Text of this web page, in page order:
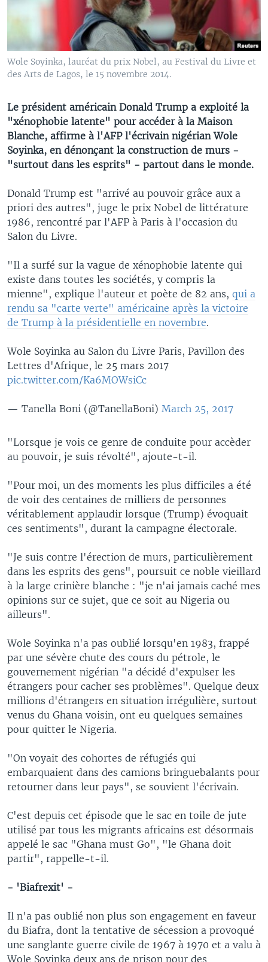
Wole Soyinka, lauréat du prix Nobel, au Festival du Livre et
des Arts de Lagos, le 15 novembre 2014.
Le président américain Donald Trump a exploité la
"xénophobie latente" pour accéder à la Maison
Blanche, affirme à l'AFP l'écrivain nigérian Wole
Soyinka, en dénonçant la construction de murs -
"surtout dans les esprits" - partout dans le monde.
Donald Trump est "arrivé au pouvoir grâce aux a
priori des autres", juge le prix Nobel de littérature
1986, rencontré par l'AFP à Paris à l'occasion du
Salon du Livre.
"Il a surfé sur la vague de xénophobie latente qui
existe dans toutes les sociétés, y compris la
mienne", explique l'auteur et poète de 82 ans, qui a
rendu sa "carte verte" américaine après la victoire
de Trump à la présidentielle en novembre.
Wole Soyinka au Salon du Livre Paris, Pavillon des
Lettres d'Afrique, le 25 mars 2017
pic.twitter.com/Ka6MOWsiCc
— Tanella Boni (@TanellaBoni) March 25, 2017
"Lorsque je vois ce genre de conduite pour accèder
au pouvoir, je suis révolté", ajoute-t-il.
"Pour moi, un des moments les plus difficiles a été
de voir des centaines de milliers de personnes
véritablement applaudir lorsque (Trump) évoquait
ces sentiments", durant la campagne électorale.
"Je suis contre l'érection de murs, particulièrement
dans les esprits des gens", poursuit ce noble vieillard
à la large crinière blanche : "je n'ai jamais caché mes
opinions sur ce sujet, que ce soit au Nigeria ou
ailleurs".
Wole Soyinka n'a pas oublié lorsqu'en 1983, frappé
par une sévère chute des cours du pétrole, le
gouvernement nigérian "a décidé d'expulser les
étrangers pour cacher ses problèmes". Quelque deux
millions d'étrangers en situation irrégulière, surtout
venus du Ghana voisin, ont eu quelques semaines
pour quitter le Nigeria.
"On voyait des cohortes de réfugiés qui
embarquaient dans des camions bringuebalants pour
retourner dans leur pays", se souvient l'écrivain.
C'est depuis cet épisode que le sac en toile de jute
utilisé par tous les migrants africains est désormais
appelé le sac "Ghana must Go", "le Ghana doit
partir", rappelle-t-il.
- 'Biafrexit' -
Il n'a pas oublié non plus son engagement en faveur
du Biafra, dont la tentative de sécession a provoqué
une sanglante guerre civile de 1967 à 1970 et a valu à
Wole Soyinka deux ans de prison pour des